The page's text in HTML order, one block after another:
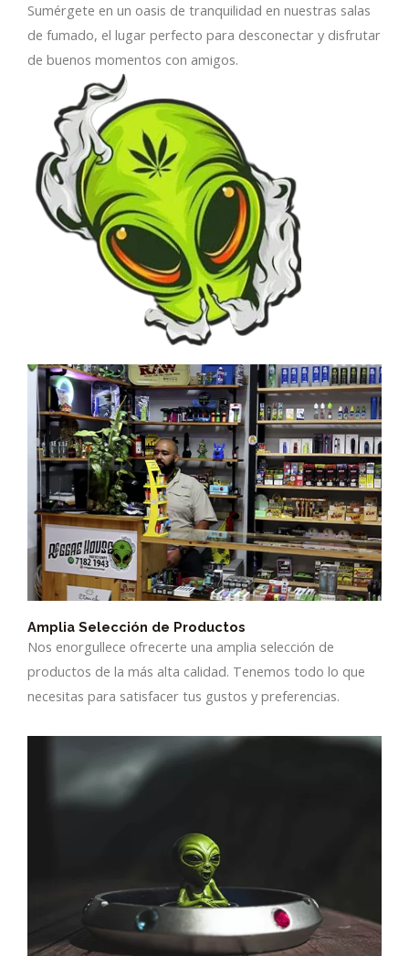
Sumérgete en un oasis de tranquilidad en nuestras salas
de fumado, el lugar perfecto para desconectar y disfrutar
de buenos momentos con amigos.
Amplia Selección de Productos
Nos enorgullece ofrecerte una amplia selección de
productos de la más alta calidad. Tenemos todo lo que
necesitas para satisfacer tus gustos y preferencias.